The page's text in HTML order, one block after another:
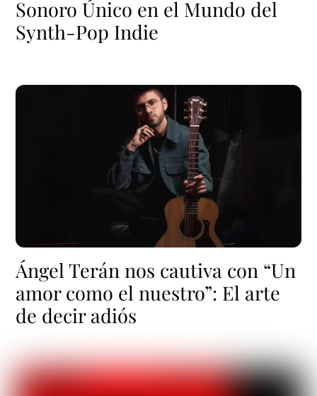
Sonoro Único en el Mundo del
Synth-Pop Indie
Ángel Terán nos cautiva con “Un
amor como el nuestro”: El arte
de decir adiós